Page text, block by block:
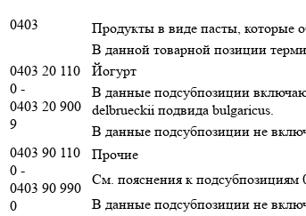
0403
Продукты в виде пасты, которые
В данной товарной позиции
0403 20 110
0 -
0403 20 900
9
Йогурт
В данные подсубпозиции
delbrueckii подвида bulgaricus.
В данные подсубпозиции не
0403 90 110
0 -
0403 90 990
0
Прочие
См. пояснения к подсубпозициям
В данные подсубпозиции не